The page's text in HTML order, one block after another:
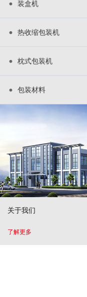
装盒机
热收缩包装机
枕式包装机
包装材料
关于我们
了解更多